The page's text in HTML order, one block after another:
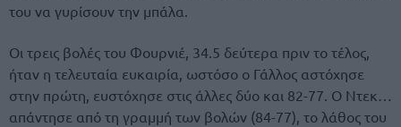
του να γυρίσουν την μπάλα.
Οι τρεις βολές του Φουρνιέ, 34.5 δεύτερα πριν το τέλος,
ήταν η τελευταία ευκαιρία, ωστόσο ο Γάλλος αστόχησε
στην πρώτη, ευστόχησε στις άλλες δύο και 82-77. Ο Ντεκ…
απάντησε από τη γραμμή των βολών (84-77), το λάθος του